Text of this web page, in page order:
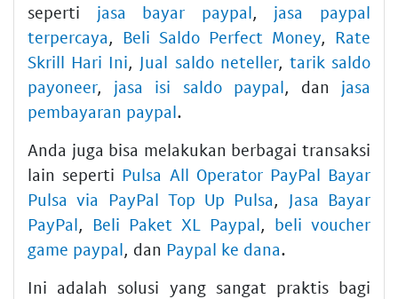
seperti jasa bayar paypal, jasa paypal
terpercaya, Beli Saldo Perfect Money, Rate
Skrill Hari Ini, Jual saldo neteller, tarik saldo
payoneer, jasa isi saldo paypal, dan jasa
pembayaran paypal.
Anda juga bisa melakukan berbagai transaksi
lain seperti Pulsa All Operator PayPal Bayar
Pulsa via PayPal Top Up Pulsa, Jasa Bayar
PayPal, Beli Paket XL Paypal, beli voucher
game paypal, dan Paypal ke dana.
Ini adalah solusi yang sangat praktis bagi